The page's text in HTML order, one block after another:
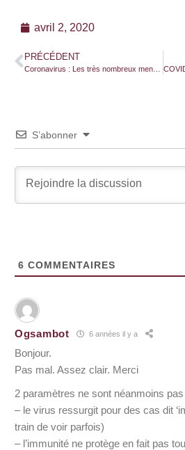
avril 2, 2020
PRÉCÉDENT
S’abonner
6 COMMENTAIRES
Ogsambot 6 années il y a
Bonjour.
Pas mal. Assez clair. Merci
2 paramètres ne sont néanmoins
– le virus ressurgit pour des cas dit
train de voir parfois)
– l’immunité ne protège en fait pas